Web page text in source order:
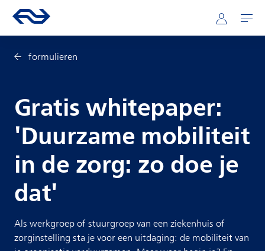
Direct naar hoofdinhoud
Hoofdnavigatie
Ga naar de homepage van ns.nl Mijn NS
Openen
formulieren
Gratis whitepaper:
'Duurzame mobiliteit
in de zorg: zo doe je
dat'
Als werkgroep of stuurgroep van een ziekenhuis of
zorginstelling sta je voor een uitdaging: de mobiliteit van